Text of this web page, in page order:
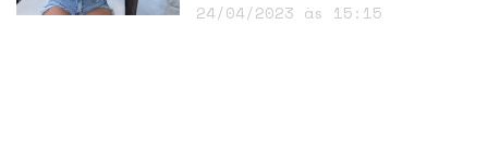
24/04/2023 às 15:15